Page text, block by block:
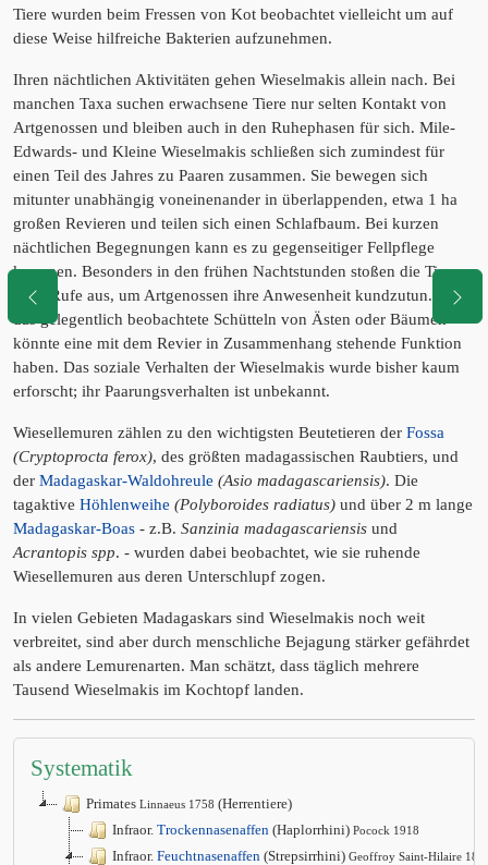
Tiere wurden beim Fressen von Kot beobachtet vielleicht um auf
diese Weise hilfreiche Bakterien aufzunehmen.
Ihren nächtlichen Aktivitäten gehen Wieselmakis allein nach. Bei
manchen Taxa suchen erwachsene Tiere nur selten Kontakt von
Artgenossen und bleiben auch in den Ruhephasen für sich. Mile-
Edwards- und Kleine Wieselmakis schließen sich zumindest für
einen Teil des Jahres zu Paaren zusammen. Sie bewegen sich
mitunter unabhängig voneinenander in überlappenden, etwa 1 ha
großen Revieren und teilen sich einen Schlafbaum. Bei kurzen
nächtlichen Begegnungen kann es zu gegenseitiger Fellpflege
kommen. Besonders in den frühen Nachtstunden stoßen die Tiere
laute Rufe aus, um Artgenossen ihre Anwesenheit kundzutun. Auch
das gelegentlich beobachtete Schütteln von Ästen oder Bäumen
könnte eine mit dem Revier in Zusammenhang stehende Funktion
haben. Das soziale Verhalten der Wieselmakis wurde bisher kaum
erforscht; ihr Paarungsverhalten ist unbekannt.
Wiesellemuren zählen zu den wichtigsten Beutetieren der Fossa
(Cryptoprocta ferox), des größten madagassischen Raubtiers, und
der Madagaskar-Waldohreule (Asio madagascariensis). Die
tagaktive Höhlenweihe (Polyboroides radiatus) und über 2 m lange
Madagaskar-Boas - z.B. Sanzinia madagascariensis und
Acrantopis spp. - wurden dabei beobachtet, wie sie ruhende
Wiesellemuren aus deren Unterschlupf zogen.
In vielen Gebieten Madagaskars sind Wieselmakis noch weit
verbreitet, sind aber durch menschliche Bejagung stärker gefährdet
als andere Lemurenarten. Man schätzt, dass täglich mehrere
Tausend Wieselmakis im Kochtopf landen.
Systematik
Primates Linnaeus 1758 (Herrentiere)
Infraor. Trockennasenaffen (Haplorrhini) Pocock 1918
Infraor. Feuchtnasenaffen (Strepsirrhini) Geoffroy Saint-Hilaire